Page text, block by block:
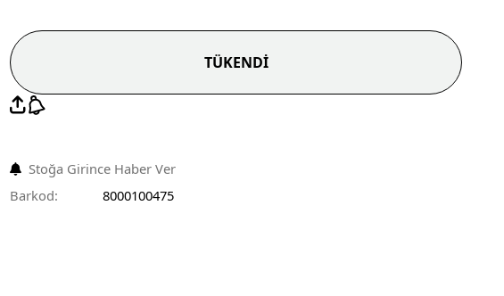
TÜKENDİ
Stoğa Girince Haber Ver
Barkod:
8000100475